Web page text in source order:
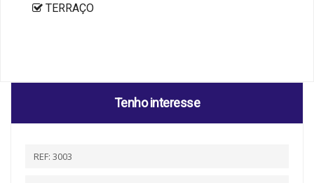
TERRAÇO
Tenho interesse